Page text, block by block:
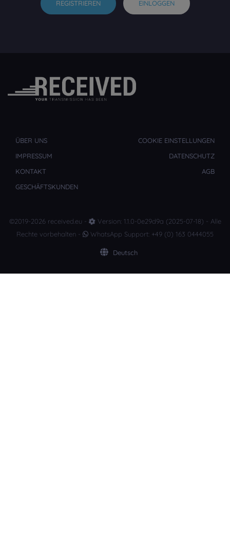
REGISTRIEREN EINLOGGEN
ÜBER UNS
IMPRESSUM
KONTAKT
GESCHÄFTSKUNDEN
COOKIE EINSTELLUNGEN
DATENSCHUTZ
AGB
©2019-2026 received.eu -
Version: 1.1.0-0e29d9a (2025-07-18) - Alle
Rechte vorbehalten -
WhatsApp Support: +49 (0) 163 0444055
Deutsch